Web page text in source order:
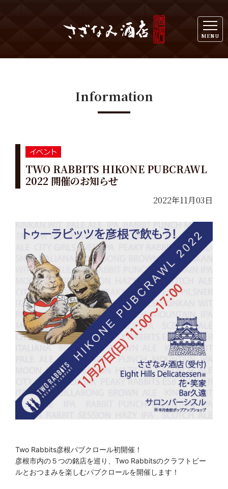
MENU
Information
TWO RABBITS HIKONE PUBCRAWL
2022 開催のお知らせ
2022年11月03日
Two Rabbits彦根パブクロール初開催！
彦根市内の５つの銘店を巡り、Two Rabbitsのクラフトビー
ルとおつまみを楽しむパブクロールを開催します！